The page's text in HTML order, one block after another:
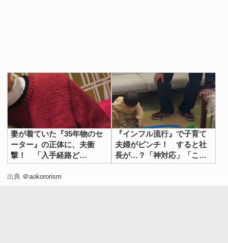
妻が着ていた『35年物のセ
ーター』の正体に、夫衝
撃！ 「入手経路ど
こ！？」
『インフル流行』で子育て
夫婦がピンチ！ すると社
長が…？「神対応」「こう
いう会社で働きたい」
出典 ＠aokororism